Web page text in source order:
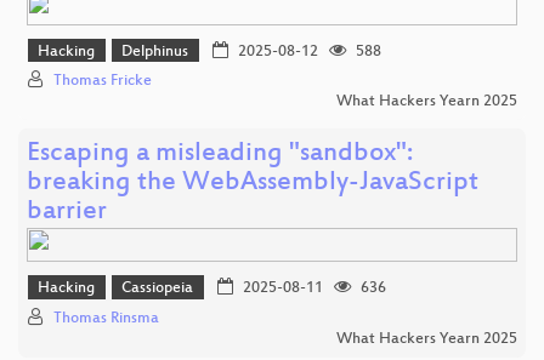
Hacking Delphinus 2025-08-12
588
Thomas Fricke
What Hackers Yearn 2025
Escaping a misleading "sandbox":
breaking the WebAssembly-JavaScript
barrier
Hacking Cassiopeia 2025-08-11
636
Thomas Rinsma
What Hackers Yearn 2025